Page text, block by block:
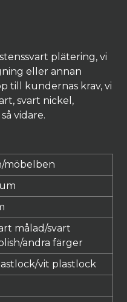
plätering, vi
eller annan
till kundernas krav, vi
svart nickel,
vidare.
möbelben
målad/svart
andra färger
vit plastlock